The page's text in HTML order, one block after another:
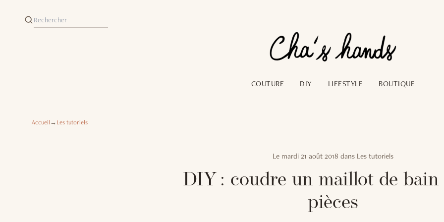
COUTURE DIY LIFESTYLE BOUTIQUE
Accueil→Les tutoriels
Le mardi 21 août 2018 dans Les tutoriels
DIY : coudre un maillot de bain
pièces